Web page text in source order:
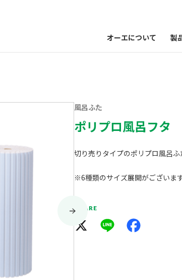
オーエについて 製
風呂ふた
ポリプロ風呂フタ
切り売りタイプのポリプロ風呂ふ
※6種類のサイズ展開がございま
SHARE
Line